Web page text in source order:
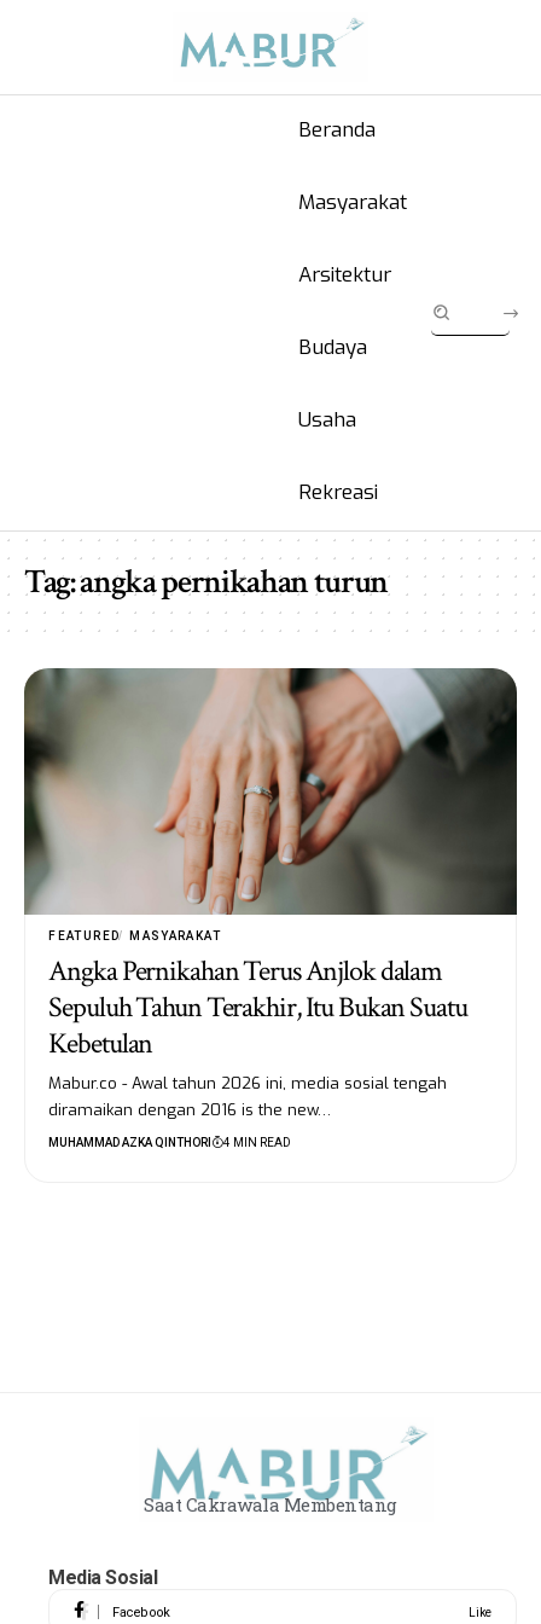
Beranda
Masyarakat
Arsitektur
Budaya
Usaha
Rekreasi
Tag:angka pernikahan turun
FEATURED MASYARAKAT
Angka Pernikahan Terus Anjlok dalam
Sepuluh Tahun Terakhir, Itu Bukan Suatu
Kebetulan
Mabur.co - Awal tahun 2026 ini, media sosial tengah
diramaikan dengan 2016 is the new…
MUHAMMAD AZKA QINTHORI 4 MIN READ
Saat Cakrawala Membentang
Media Sosial
Facebook Like